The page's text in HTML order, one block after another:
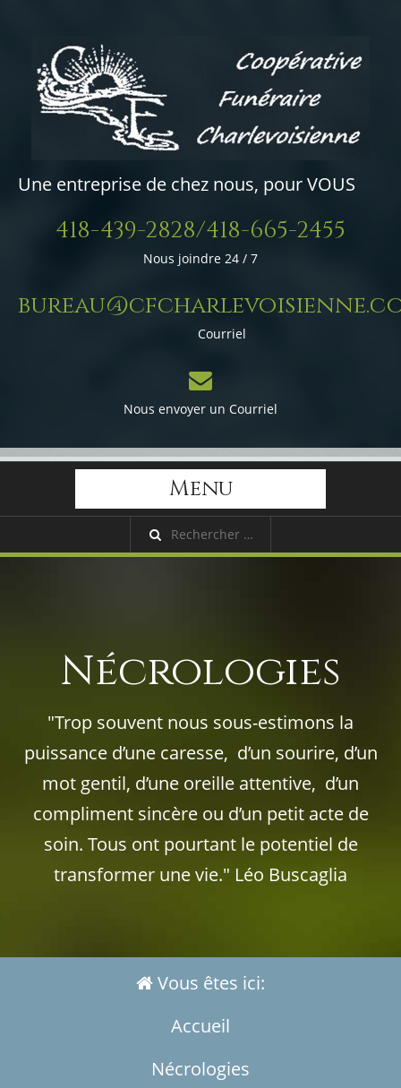
Une entreprise de chez nous, pour VOUS
418-439-2828/418-665-2455
Nous joindre 24 / 7
Courriel
Nous envoyer un Courriel
Menu
Nécrologies
"Trop souvent nous sous-estimons la
puissance d’une caresse, d’un sourire, d’un
mot gentil, d’une oreille attentive, d’un
compliment sincère ou d’un petit acte de
soin. Tous ont pourtant le potentiel de
transformer une vie." Léo Buscaglia
Vous êtes ici:
Accueil
Nécrologies